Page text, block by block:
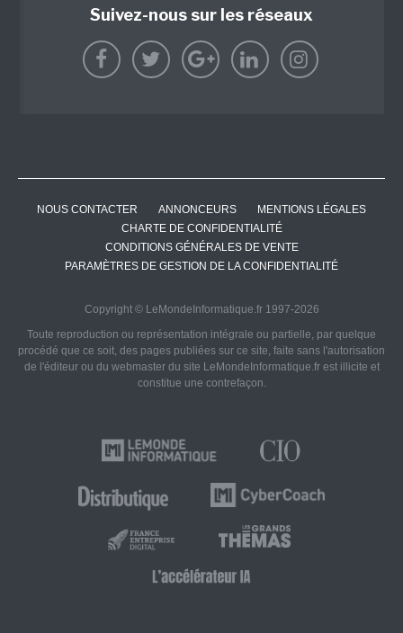
Suivez-nous sur les réseaux
NOUS CONTACTER ANNONCEURS
MENTIONS LÉGALES
CHARTE DE CONFIDENTIALITÉ
CONDITIONS GÉNÉRALES DE VENTE
PARAMÈTRES DE GESTION DE LA CONFIDENTIALITÉ
Copyright © LeMondeInformatique.fr 1997-2026
Toute reproduction ou représentation intégrale ou partielle, par quelque
procédé que ce soit, des pages publiées sur ce site, faite sans l'autorisation
de l'éditeur ou du webmaster du site LeMondeInformatique.fr est illicite et
constitue une contrefaçon.